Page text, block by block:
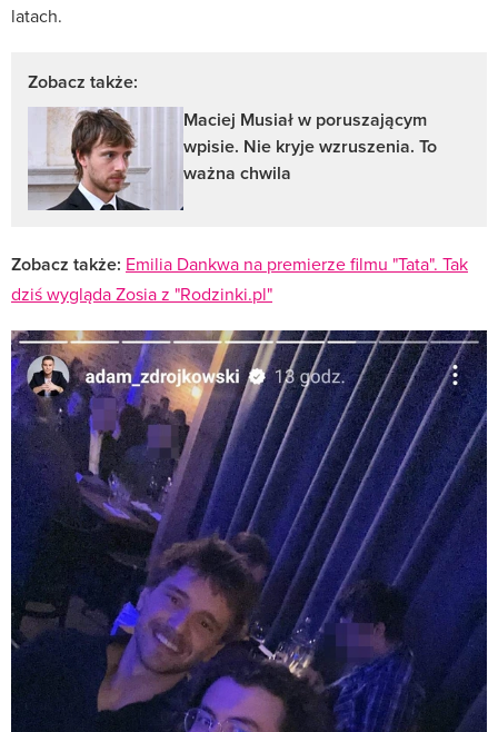
latach.
Zobacz także:
Maciej Musiał w poruszającym
wpisie. Nie kryje wzruszenia. To
ważna chwila
Zobacz także: Emilia Dankwa na premierze filmu "Tata". Tak
dziś wygląda Zosia z "Rodzinki.pl"